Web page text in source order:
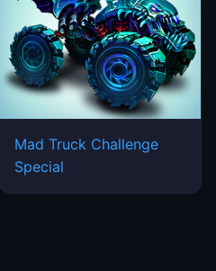
Mad Truck Challenge
Special